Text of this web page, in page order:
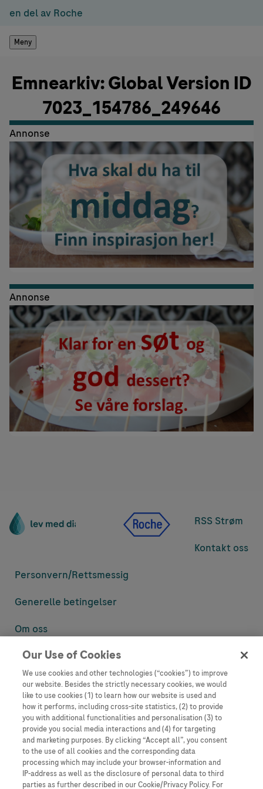
en del av Roche
Meny
Emnearkiv: Global Version ID
7023_154786_249646
Annonse
Annonse
RSS Strøm
Kontakt oss
Personvern/Rettsmessig
Generelle betingelser
Om oss
Denne nettsiden inneholder informasjon som er målsatt til en stor
informasjon som ellers ikke er tilgjengelig eller gyldig i ditt land.
Vennligst vær oppmerksom på at vi ikke tar noe ansvar for tilgang til
informasjon som muligens ikke er i samsvar med noen gyldig juridisk
prosess, regulering, registrering eller bruk i bostedslandet ditt.
Roche har ikke alltid mulighet til å kvalitetssikre andres innlegg, men
vil fjerne villedende eller upassende innlegg så langt det lar seg gjøre.
Vi har ikke ansvar for innhold på eksterne nettsider som det lenkes til.
Kopiering av materiale fra dette nettstedet for bruk annet sted er ikke
tillatt uten avtale. Nettstedet selger plass til annonsører, og slikt
Our Use of Cookies
We use cookies and other technologies (“cookies”) to improve
our website. Besides the strictly necessary cookies, we would
like to use cookies (1) to learn how our website is used and
how it performs, including cross-site statistics, (2) to provide
you with additional functionalities and personalisation (3) to
provide you social media interactions and (4) for targeting
and marketing purposes. By clicking “Accept all”, you consent
to the use of all cookies and the corresponding data
processing which may include your browser-information and
IP-address as well as the disclosure of personal data to third
parties as further described in our Cookie/Privacy Policy. For